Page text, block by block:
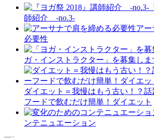
師紹介 -no.3-
アー
必要性
ガ・インストラクター」を募集しま
ダイエット＝我慢はもう古い！？
フードで飲むだけ簡単！ダイエット
ンテニュエーション